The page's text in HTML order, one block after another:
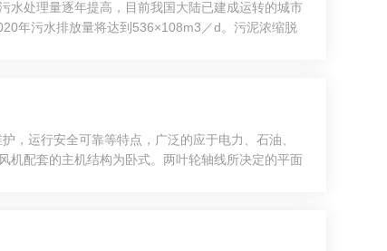
水处理量逐年提高，目前我国大陆已建成运转的城市
年污水排放量将达到536×108m3／d。污泥浓缩脱
，运行安全可靠等特点，广泛的应于电力、石油、
机配套的主机结构为卧式。两叶轮轴线所决定的平面